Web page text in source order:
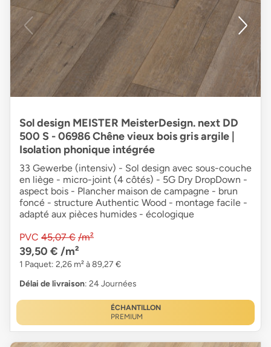
Sol design MEISTER MeisterDesign. next DD
500 S - 06986 Chêne vieux bois gris argile |
Isolation phonique intégrée
33 Gewerbe (intensiv) - Sol design avec sous-couche
en liège - micro-joint (4 côtés) - 5G Dry DropDown -
aspect bois - Plancher maison de campagne - brun
foncé - structure Authentic Wood - montage facile -
adapté aux pièces humides - écologique
PVC 45,07 € /m²
39,50 € /m²
1 Paquet: 2,26 m² à 89,27 €
Délai de livraison: 24 Journées
ÉCHANTILLON
PREMIUM